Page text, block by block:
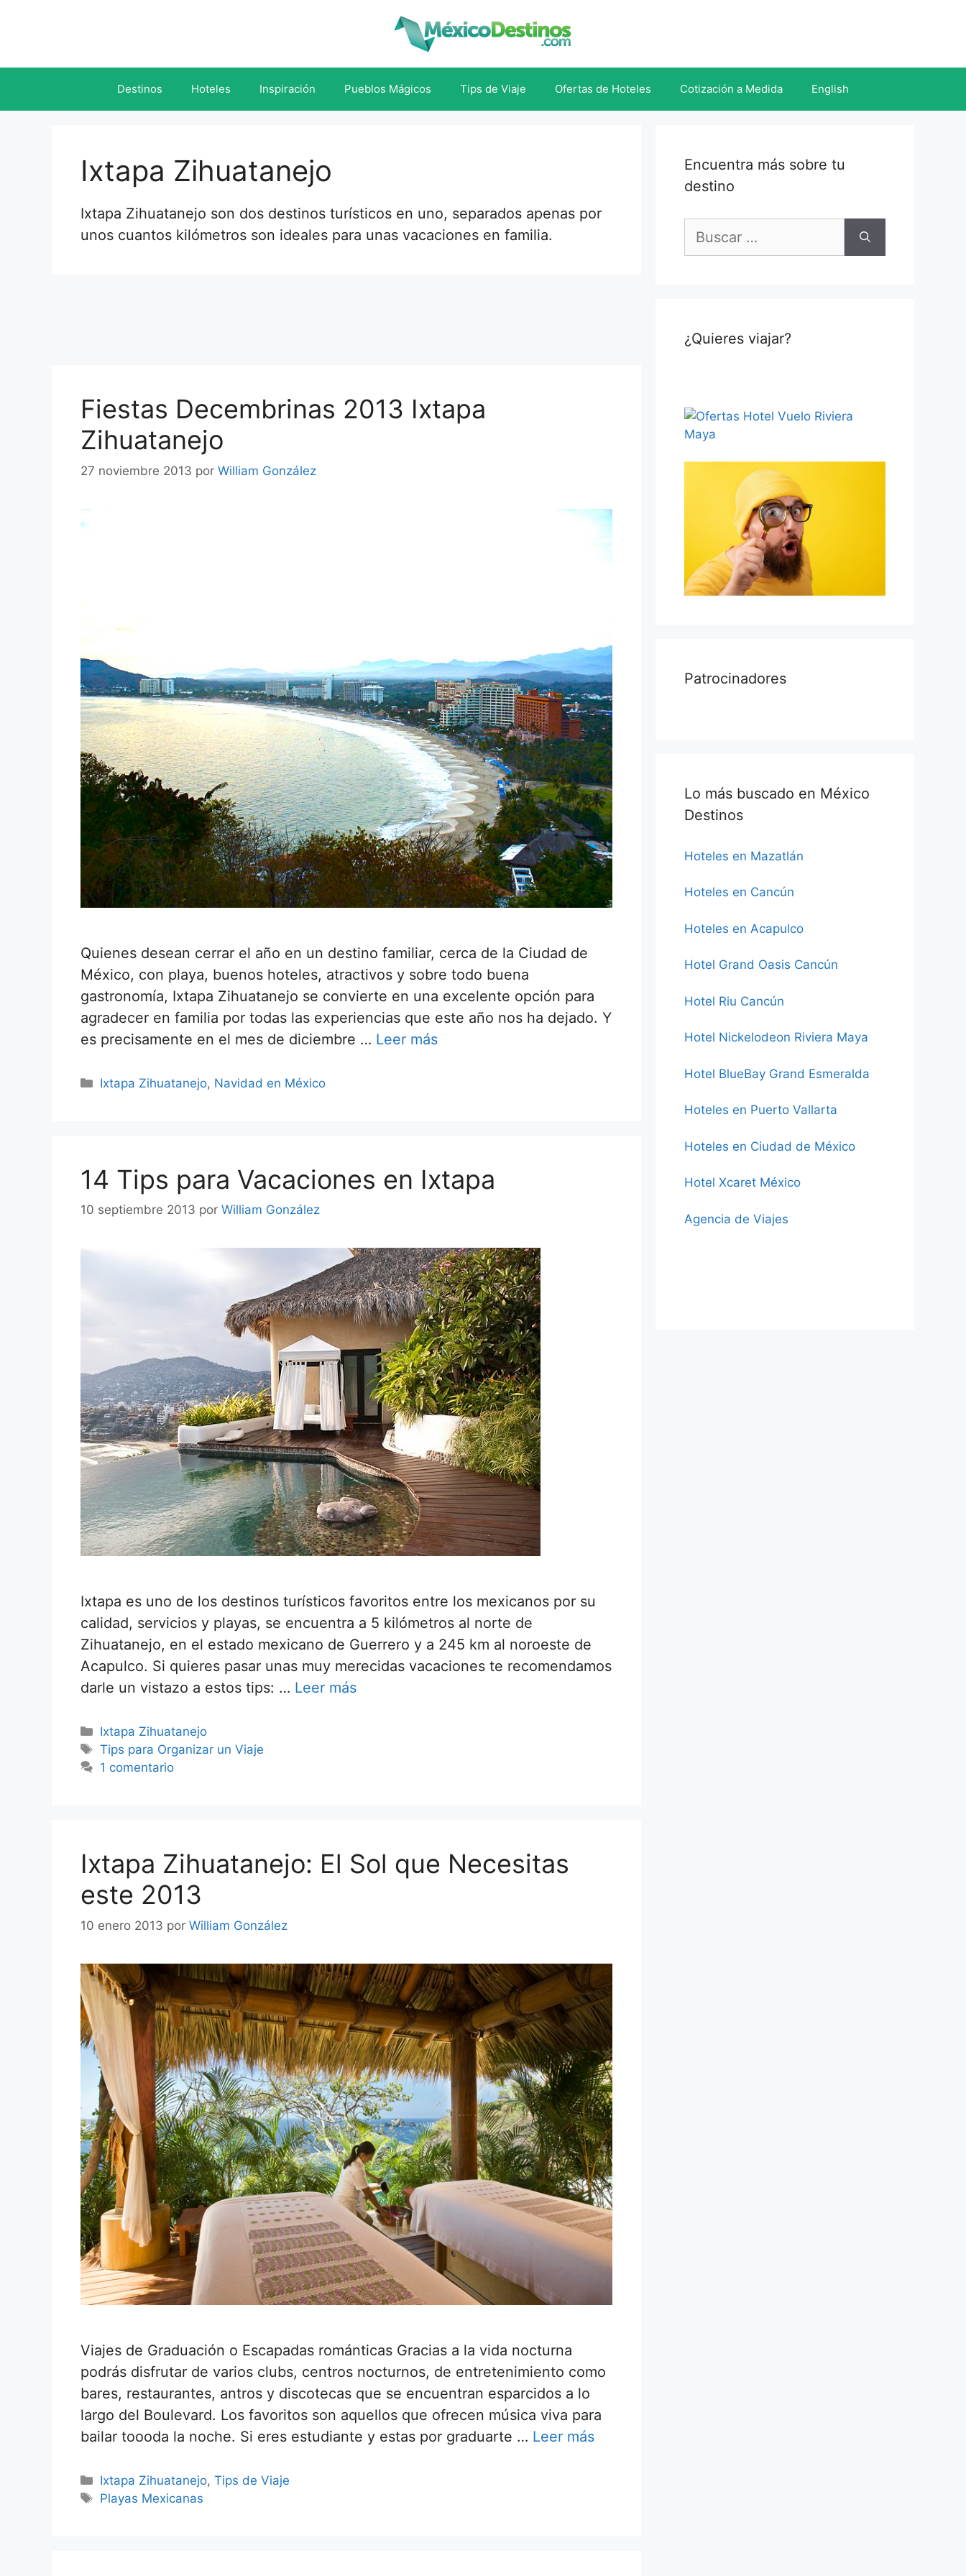
Destinos Hoteles Inspiración Pueblos Mágicos Tips de Viaje Ofertas de Hoteles Cotización a Medida English
Ixtapa Zihuatanejo
Ixtapa Zihuatanejo son dos destinos turísticos en uno, separados apenas por
unos cuantos kilómetros son ideales para unas vacaciones en familia.
Fiestas Decembrinas 2013 Ixtapa
Zihuatanejo
27 noviembre 2013 por William González
Quienes desean cerrar el año en un destino familiar, cerca de la Ciudad de
México, con playa, buenos hoteles, atractivos y sobre todo buena
gastronomía, Ixtapa Zihuatanejo se convierte en una excelente opción para
agradecer en familia por todas las experiencias que este año nos ha dejado. Y
es precisamente en el mes de diciembre … Leer más
Categorías
Ixtapa Zihuatanejo, Navidad en México
14 Tips para Vacaciones en Ixtapa
10 septiembre 2013 por William González
Ixtapa es uno de los destinos turísticos favoritos entre los mexicanos por su
calidad, servicios y playas, se encuentra a 5 kilómetros al norte de
Zihuatanejo, en el estado mexicano de Guerrero y a 245 km al noroeste de
Acapulco. Si quieres pasar unas muy merecidas vacaciones te recomendamos
darle un vistazo a estos tips: … Leer más
Categorías
Ixtapa Zihuatanejo
Etiquetas
Tips para Organizar un Viaje
1 comentario
Ixtapa Zihuatanejo: El Sol que Necesitas
este 2013
10 enero 2013 por William González
Viajes de Graduación o Escapadas románticas Gracias a la vida nocturna
podrás disfrutar de varios clubs, centros nocturnos, de entretenimiento como
bares, restaurantes, antros y discotecas que se encuentran esparcidos a lo
largo del Boulevard. Los favoritos son aquellos que ofrecen música viva para
bailar toooda la noche. Si eres estudiante y estas por graduarte … Leer más
Categorías
Ixtapa Zihuatanejo,Tips de Viaje
Etiquetas
Playas Mexicanas
Encuentra más sobre tu
destino
¿Quieres viajar?
Patrocinadores
Lo más buscado en México
Destinos
Hoteles en Mazatlán
Hoteles en Cancún
Hoteles en Acapulco
Hotel Grand Oasis Cancún
Hotel Riu Cancún
Hotel Nickelodeon Riviera Maya
Hotel BlueBay Grand Esmeralda
Hoteles en Puerto Vallarta
Hoteles en Ciudad de México
Hotel Xcaret México
Agencia de Viajes